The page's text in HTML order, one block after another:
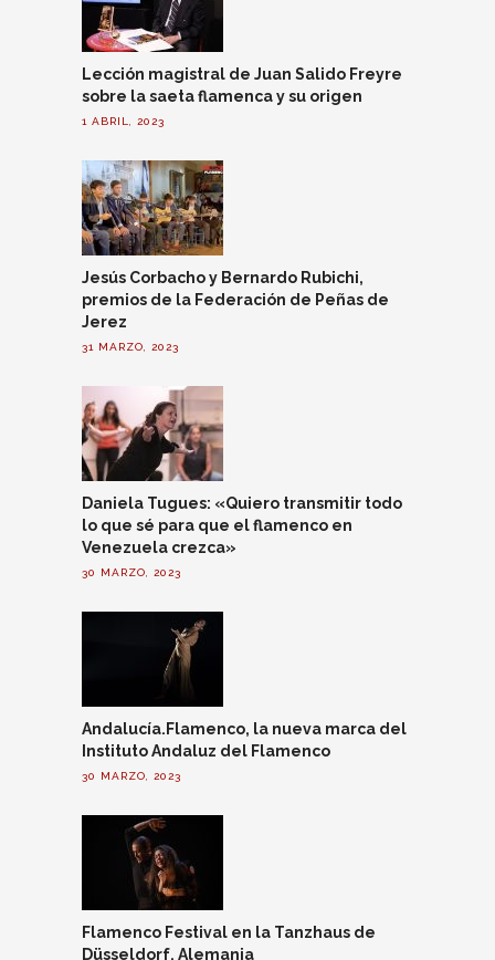
Lección magistral de Juan Salido Freyre
sobre la saeta flamenca y su origen
1 ABRIL, 2023
Jesús Corbacho y Bernardo Rubichi,
premios de la Federación de Peñas de
Jerez
31 MARZO, 2023
Daniela Tugues: «Quiero transmitir todo
lo que sé para que el flamenco en
Venezuela crezca»
30 MARZO, 2023
Andalucía.Flamenco, la nueva marca del
Instituto Andaluz del Flamenco
30 MARZO, 2023
Flamenco Festival en la Tanzhaus de
Düsseldorf, Alemania